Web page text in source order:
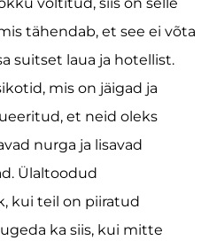
tähendab, et see ei võta
suitset laua ja hotellist.
mis on jäigad ja
et neid oleks
nurga ja lisavad
Ülaltoodud
kui teil on piiratud
ka siis, kui mitte